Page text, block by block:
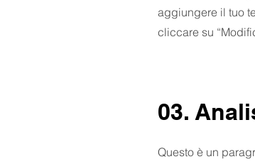
aggiungere il tuo
cliccare su
03.
Questo è un